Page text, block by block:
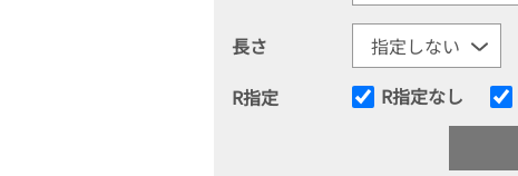
長さ
R指定
R指定なし